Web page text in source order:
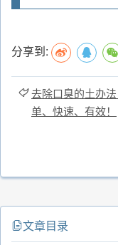
分享到:
去除口臭的土办
单、快速、有效！
文章目录